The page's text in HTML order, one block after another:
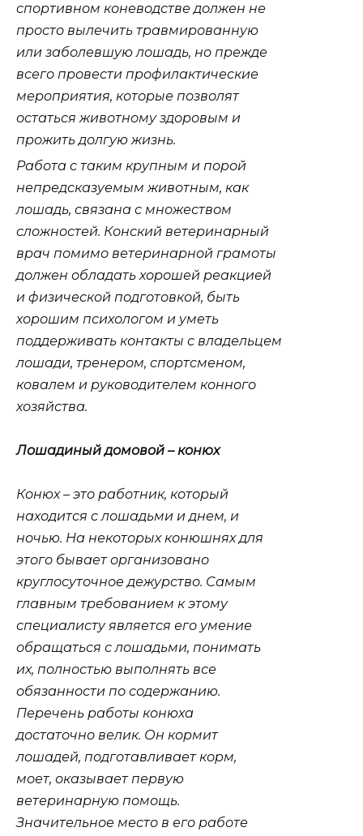
спортивном коневодстве должен не
просто вылечить травмированную
или заболевшую лошадь, но прежде
всего провести профилактические
мероприятия, которые позволят
остаться животному здоровым и
прожить долгую жизнь.
Работа с таким крупным и порой
непредсказуемым животным, как
лошадь, связана с множеством
сложностей. Конский ветеринарный
врач помимо ветеринарной грамоты
должен обладать хорошей реакцией
и физической подготовкой, быть
хорошим психологом и уметь
поддерживать контакты с владельцем
лошади, тренером, спортсменом,
ковалем и руководителем конного
хозяйства.
Лошадиный домовой – конюх
Конюх – это работник, который
находится с лошадьми и днем, и
ночью. На некоторых конюшнях для
этого бывает организовано
круглосуточное дежурство. Самым
главным требованием к этому
специалисту является его умение
обращаться с лошадьми, понимать
их, полностью выполнять все
обязанности по содержанию.
Перечень работы конюха
достаточно велик. Он кормит
лошадей, подготавливает корм,
моет, оказывает первую
ветеринарную помощь.
Значительное место в его работе